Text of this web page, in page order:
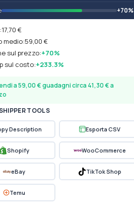
+70%
17,70 €
medio:59,00 €
sul prezzo:+70%
sul costo:+233.3%
a 59,00 € guadagni circa 41,30 € a
TOOLS
Description Esporta CSV
Shopify WooCommerce
eBay TikTok Shop
Temu